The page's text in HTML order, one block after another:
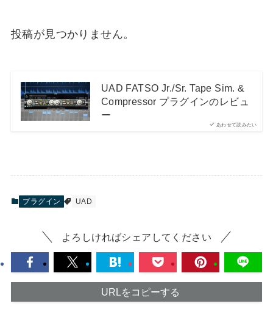
投稿が見つかりません。
あわせて読みたい
UAD FATSO Jr./Sr. Tape Sim. &
Compressor プラグインのレビュ
ー
プラグイン UAD
よろしければシェアしてください
URLをコピーする